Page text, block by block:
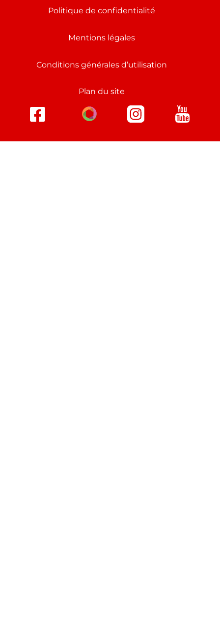
Politique de confidentialité
Mentions légales
Conditions générales d’utilisation
Plan du site